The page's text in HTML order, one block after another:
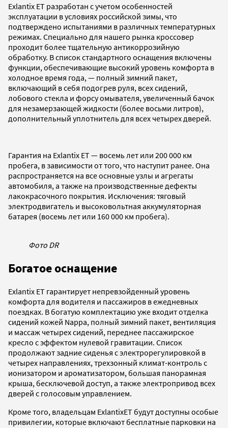
Exlantix ET разработан с учетом особенностей
эксплуатации в условиях российской зимы, что
подтверждено испытаниями в различных температурных
режимах. Специально для нашего рынка кроссовер
проходит более тщательную антикоррозийную
обработку. В список стандартного оснащения включены
функции, обеспечивающие высокий уровень комфорта в
холодное время года, — полный зимний пакет,
включающий в себя подогрев руля, всех сидений,
лобового стекла и форсу омывателя, увеличенный бачок
для незамерзающей жидкости (более восьми литров),
дополнительный уплотнитель для всех четырех дверей.
Гарантия на Exlantix ET — восемь лет или 200 000 км
пробега, в зависимости от того, что наступит ранее. Она
распространяется на все основные узлы и агрегаты
автомобиля, а также на производственные дефекты
лакокрасочного покрытия. Исключения: тяговый
электродвигатель и высоковольтная аккумуляторная
батарея (восемь лет или 160 000 км пробега).
Фото DR
Богатое оснащение
Exlantix ET гарантирует непревзойденный уровень
комфорта для водителя и пассажиров в ежедневных
поездках. В богатую комплектацию уже входит отделка
сидений кожей Nappa, полный зимний пакет, вентиляция
и массаж четырех сидений, переднее пассажирское
кресло с эффектом нулевой гравитации. Список
продолжают задние сиденья с электрорегулировкой в
четырех направлениях, трехзонный климат-контроль с
ионизатором и ароматизатором, большая панорамная
крыша, бесключевой доступ, а также электропривод всех
дверей с голосовым управлением.
Кроме того, владельцам ExlantixET будут доступны особые
привилегии, которые включают бесплатные парковки на